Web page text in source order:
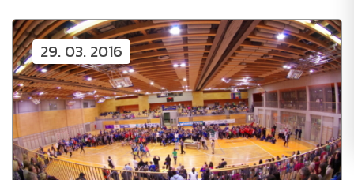
29. 03. 2016